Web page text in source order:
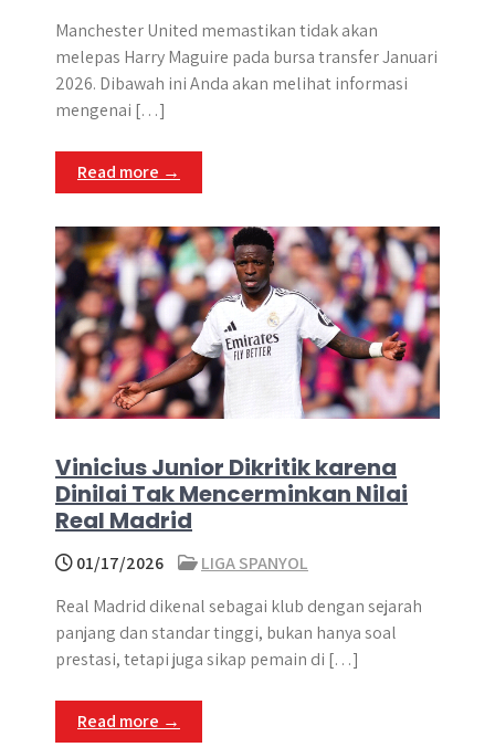
Manchester United memastikan tidak akan
melepas Harry Maguire pada bursa transfer Januari
2026. Dibawah ini Anda akan melihat informasi
mengenai […]
Read more →
Vinicius Junior Dikritik karena
Dinilai Tak Mencerminkan Nilai
Real Madrid
01/17/2026
LIGA SPANYOL
Real Madrid dikenal sebagai klub dengan sejarah
panjang dan standar tinggi, bukan hanya soal
prestasi, tetapi juga sikap pemain di […]
Read more →